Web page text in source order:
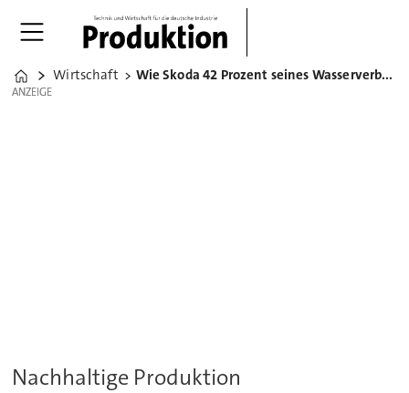
Home
Wirtschaft Wie Skoda 42 Prozent seines Wasserverbrauchs recycelt
ANZEIGE
ANZEIGE
Nachhaltige Produktion